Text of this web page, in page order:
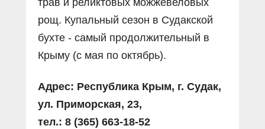
трав и реликтовых можжевеловых
рощ. Купальный сезон в Судакской
бухте - самый продолжительный в
Крыму (с мая по октябрь).
Адрес: Республика Крым, г. Судак,
ул. Приморская, 23,
тел.: 8 (365) 663-18-52